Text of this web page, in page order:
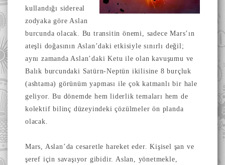
kullandığı sidereal
zodyaka göre Aslan
burcunda olacak. Bu transitin önemi, sadece Mars’ın
ateşli doğasının Aslan’daki etkisiyle sınırlı değil;
aynı zamanda Aslan’daki Ketu ile olan kavuşumu ve
Balık burcundaki Satürn-Neptün ikilisine 8 burçluk
(ashtama) görünüm yapması ile çok katmanlı bir hale
geliyor. Bu dönemde hem liderlik temaları hem de
kolektif bilinç düzeyindeki çözülmeler ön planda
olacak.
Mars, Aslan’da cesaretle hareket eder. Kişisel şan ve
şeref için savaşıyor gibidir. Aslan, yönetmekle,